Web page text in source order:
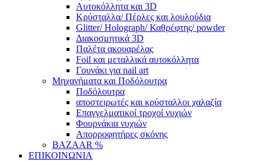
Αυτοκόλλητα και 3D
Κρύσταλλα/ Πέρλες και λουλούδια
Glitter/ Holograph/ Καθρέφτης/ powder
Διακοσμητικά 3D
Παλέτα ακουαρέλας
Foil και μεταλλικά αυτοκόλλητα
Γουνάκι για nail art
Μηχανήματα και Ποδόλουτρα
Ποδόλουτρα
αποστειρωτές και κρύσταλλοι χαλαζία
Επαγγελματικοί τροχοί νυχιών
Φουρνάκια νυχιών
Απορροφητήρες σκόνης
BAZAAR %
ΕΠΙΚΟΙΝΩΝΙΑ